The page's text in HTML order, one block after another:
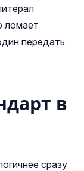
ломает
передать
в
сразу